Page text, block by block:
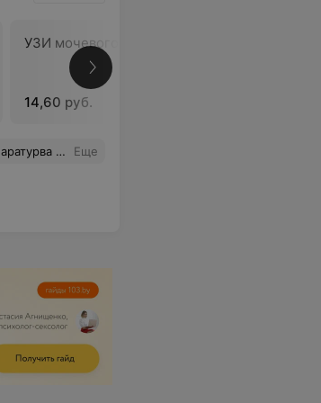
УЗИ мочевого пузыря
14,60 руб.
прекрасное Еще